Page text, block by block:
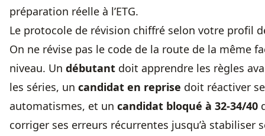
préparation réelle à l’ETG.
Le protocole de révision chiffré selon votre profil
On ne révise pas le code de la route de la même
niveau. Un débutant doit apprendre les règles
les séries, un candidat en reprise doit réactiver
automatismes, et un candidat bloqué à 32-34/40
corriger ses erreurs récurrentes jusqu’à stabiliser